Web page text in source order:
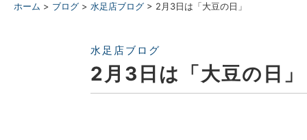
ホーム > ブログ > 水足店ブログ > 2月3日は「大豆の日」
水足店ブログ
2月3日は「大豆の日」